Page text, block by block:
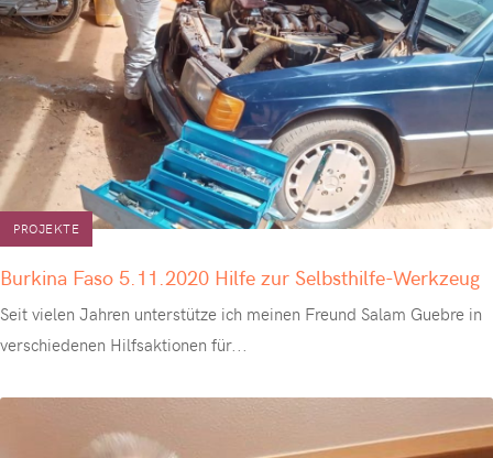
PROJEKTE
Burkina Faso 5.11.2020 Hilfe zur Selbsthilfe-Werkzeug
Seit vielen Jahren unterstütze ich meinen Freund Salam Guebre in
verschiedenen Hilfsaktionen für...